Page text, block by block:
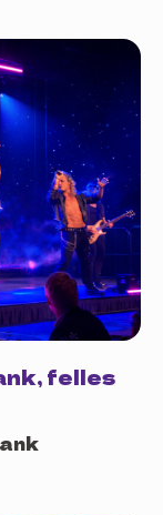
felles